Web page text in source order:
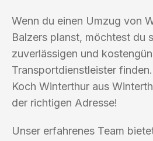
Wenn du einen Umzug von
Balzers planst, möchtest du
zuverlässigen und
Transportdienstleister
Koch Winterthur aus
der richtigen Adresse!
Unser erfahrenes Team